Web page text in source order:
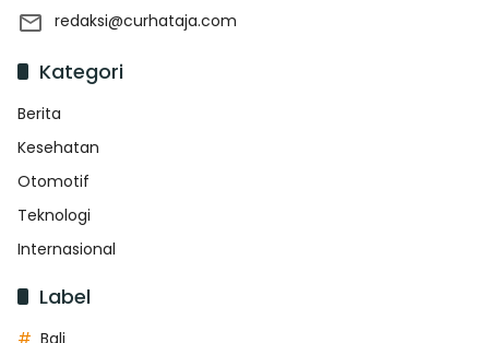
redaksi@curhataja.com
Kategori
Berita
Kesehatan
Otomotif
Teknologi
Internasional
Label
Bali